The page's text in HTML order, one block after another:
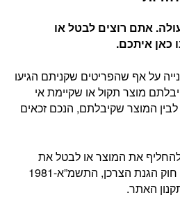
אתם רוצים לבטל או
כאן איתכם.
על אף שהפריטים שקניתם הגיעו
מוצר תקול או שקיימת אי
המוצר שקיבלתם, הנכם זכאים
את המוצר או לבטל את
העסקה, בהתאם להוראות חוק הגנת הצרכן, התשמ”א-1981
האתר.